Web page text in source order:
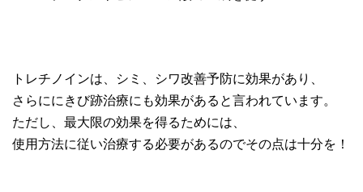
トレチノインは、シミ、シワ改善予防に効果があり、
さらににきび跡治療にも効果があると言われています。
ただし、最大限の効果を得るためには、
使用方法に従い治療する必要があるのでその点は十分を！